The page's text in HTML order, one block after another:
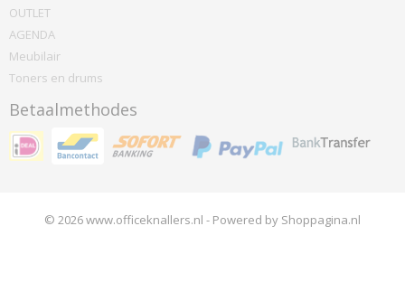
OUTLET
AGENDA
Meubilair
Toners en drums
Betaalmethodes
© 2026 www.officeknallers.nl - Powered by Shoppagina.nl